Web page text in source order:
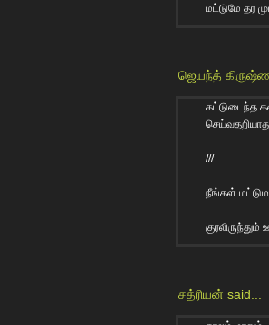
மட்டுமே தர
ஜெயந்த்
கட்டுடைந்த
///
நீங்கள்
சத்ரியன் said...